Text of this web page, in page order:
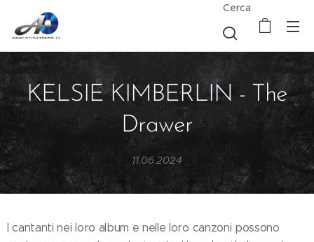
Cerca
KELSIE KIMBERLIN - The
Drawer
11.06.2024
I cantanti nei loro album e nelle loro canzoni possono